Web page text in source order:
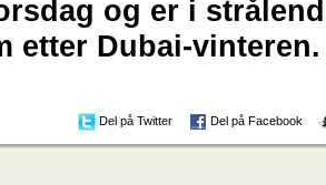
og er i
etter Dubai-vinteren.
Del på Twitter Del på Facebook